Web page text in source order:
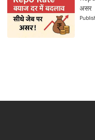
असर